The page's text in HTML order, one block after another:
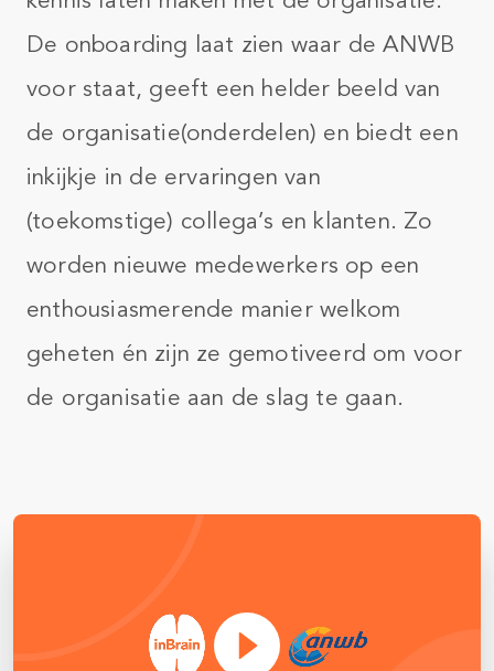
De onboarding laat zien waar de ANWB
voor staat, geeft een helder beeld van
de organisatie(onderdelen) en biedt een
inkijkje in de ervaringen van
(toekomstige) collega’s en klanten. Zo
worden nieuwe medewerkers op een
enthousiasmerende manier welkom
geheten én zijn ze gemotiveerd om voor
de organisatie aan de slag te gaan.